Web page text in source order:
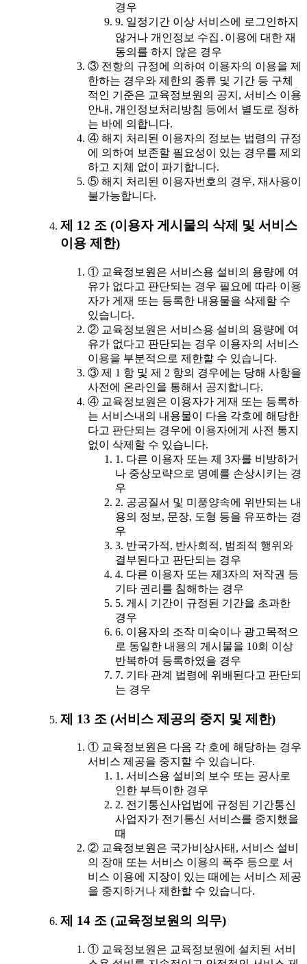
경우
9. 일정기간 이상 서비스에 로그인하지
않거나 개인정보 수집․이용에 대한 재
동의를 하지 않은 경우
③ 전항의 규정에 의하여 이용자의 이용을 제
한하는 경우와 제한의 종류 및 기간 등 구체
적인 기준은 교육정보원의 공지, 서비스 이용
안내, 개인정보처리방침 등에서 별도로 정하
는 바에 의합니다.
④ 해지 처리된 이용자의 정보는 법령의 규정
에 의하여 보존할 필요성이 있는 경우를 제외
하고 지체 없이 파기합니다.
⑤ 해지 처리된 이용자번호의 경우, 재사용이
불가능합니다.
제 12 조 (이용자 게시물의 삭제 및 서비스
이용 제한)
① 교육정보원은 서비스용 설비의 용량에 여
유가 없다고 판단되는 경우 필요에 따라 이용
자가 게재 또는 등록한 내용물을 삭제할 수
있습니다.
② 교육정보원은 서비스용 설비의 용량에 여
유가 없다고 판단되는 경우 이용자의 서비스
이용을 부분적으로 제한할 수 있습니다.
③ 제 1 항 및 제 2 항의 경우에는 당해 사항을
사전에 온라인을 통해서 공지합니다.
④ 교육정보원은 이용자가 게재 또는 등록하
는 서비스내의 내용물이 다음 각호에 해당한
다고 판단되는 경우에 이용자에게 사전 통지
없이 삭제할 수 있습니다.
1. 다른 이용자 또는 제 3자를 비방하거
나 중상모략으로 명예를 손상시키는 경
우
2. 공공질서 및 미풍양속에 위반되는 내
용의 정보, 문장, 도형 등을 유포하는 경
우
3. 반국가적, 반사회적, 범죄적 행위와
결부된다고 판단되는 경우
4. 다른 이용자 또는 제3자의 저작권 등
기타 권리를 침해하는 경우
5. 게시 기간이 규정된 기간을 초과한
경우
6. 이용자의 조작 미숙이나 광고목적으
로 동일한 내용의 게시물을 10회 이상
반복하여 등록하였을 경우
7. 기타 관계 법령에 위배된다고 판단되
는 경우
제 13 조 (서비스 제공의 중지 및 제한)
① 교육정보원은 다음 각 호에 해당하는 경우
서비스 제공을 중지할 수 있습니다.
1. 서비스용 설비의 보수 또는 공사로
인한 부득이한 경우
2. 전기통신사업법에 규정된 기간통신
사업자가 전기통신 서비스를 중지했을
때
② 교육정보원은 국가비상사태, 서비스 설비
의 장애 또는 서비스 이용의 폭주 등으로 서
비스 이용에 지장이 있는 때에는 서비스 제공
을 중지하거나 제한할 수 있습니다.
제 14 조 (교육정보원의 의무)
① 교육정보원은 교육정보원에 설치된 서비